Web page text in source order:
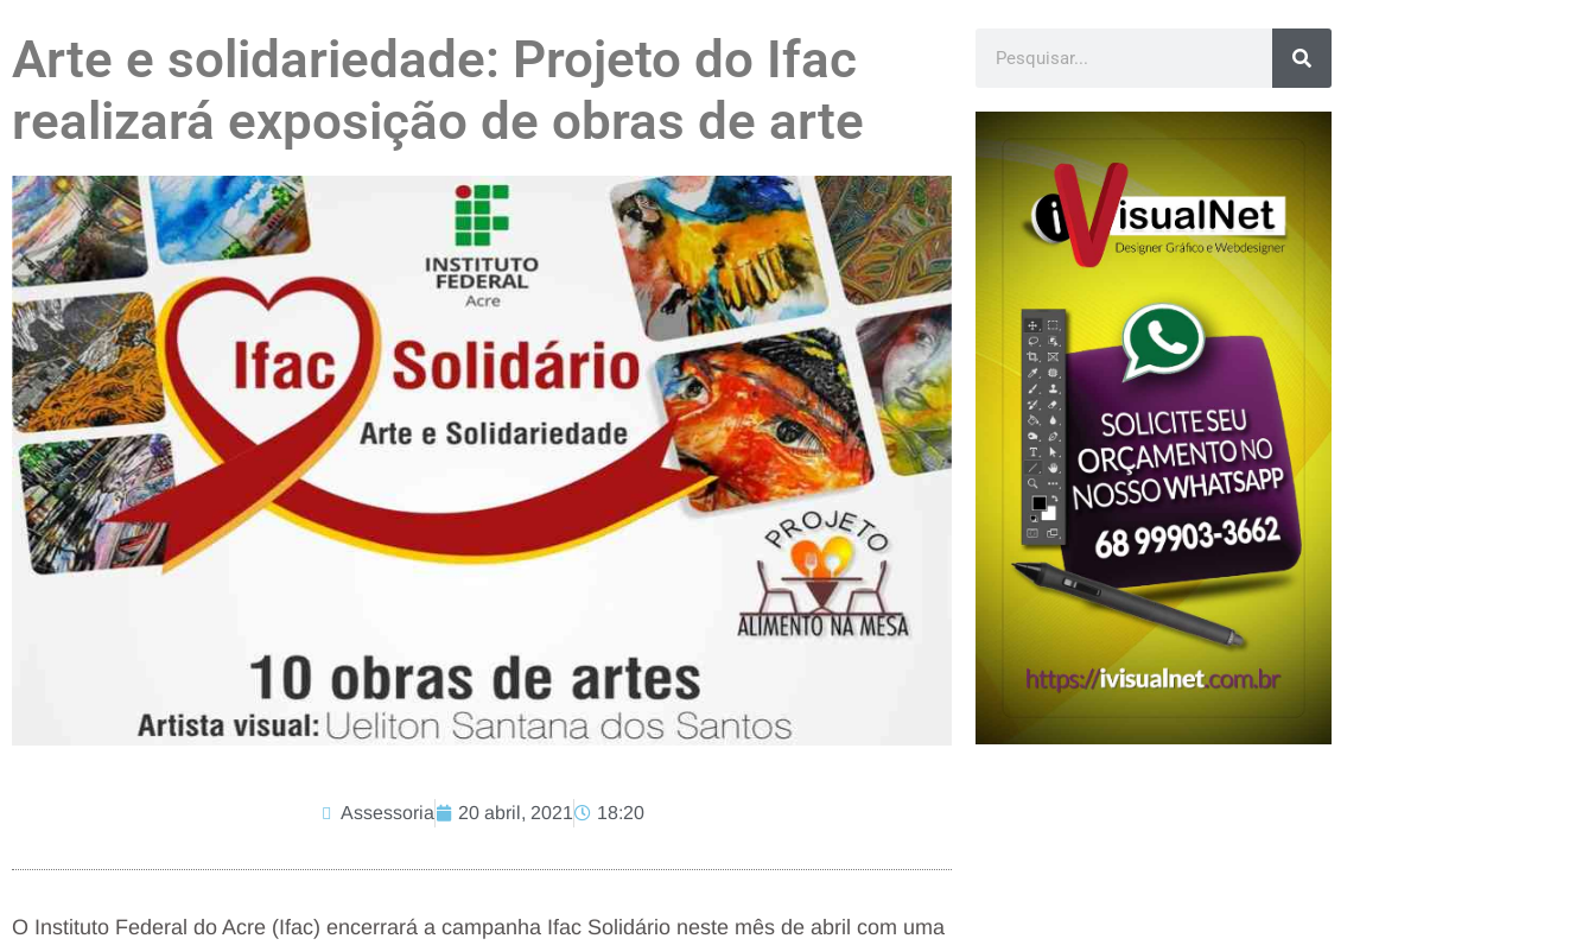
Arte e solidariedade: Projeto do Ifac
realizará exposição de obras de arte
Assessoria 20 abril, 2021 18:20
O Instituto Federal do Acre (Ifac) encerrará a campanha Ifac Solidário neste mês de abril com uma